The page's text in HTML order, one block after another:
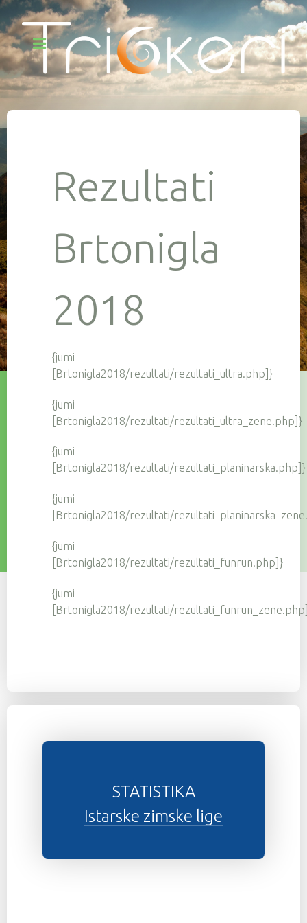
Rezultati
Brtonigla
2018
{jumi
[Brtonigla2018/rezultati/rezultati_ultra.php]}
{jumi
[Brtonigla2018/rezultati/rezultati_ultra_zene.php]}
{jumi
[Brtonigla2018/rezultati/rezultati_planinarska.php]}
{jumi
[Brtonigla2018/rezultati/
{jumi
[Brtonigla2018/rezultati/rezultati_funrun.php]}
{jumi
[Brtonigla2018/rezultati/
STATISTIKA
Istarske zimske lige